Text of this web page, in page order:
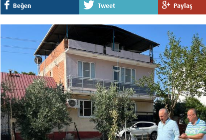
Beğen Tweet Paylaş